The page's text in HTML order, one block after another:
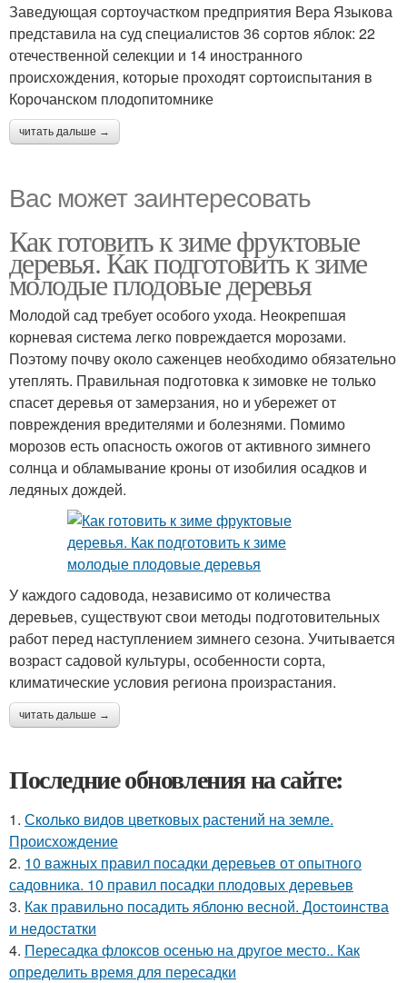
Заведующая сортоучастком предприятия Вера Языкова
представила на суд специалистов 36 сортов яблок: 22
отечественной селекции и 14 иностранного
происхождения, которые проходят сортоиспытания в
Корочанском плодопитомнике
читать дальше →
Вас может заинтересовать
Как готовить к зиме фруктовые
деревья. Как подготовить к зиме
молодые плодовые деревья
Молодой сад требует особого ухода. Неокрепшая
корневая система легко повреждается морозами.
Поэтому почву около саженцев необходимо обязательно
утеплять. Правильная подготовка к зимовке не только
спасет деревья от замерзания, но и убережет от
повреждения вредителями и болезнями. Помимо
морозов есть опасность ожогов от активного зимнего
солнца и обламывание кроны от изобилия осадков и
ледяных дождей.
У каждого садовода, независимо от количества
деревьев, существуют свои методы подготовительных
работ перед наступлением зимнего сезона. Учитывается
возраст садовой культуры, особенности сорта,
климатические условия региона произрастания.
читать дальше →
Последние обновления на сайте:
1. Сколько видов цветковых растений на земле.
Происхождение
2. 10 важных правил посадки деревьев от опытного
садовника. 10 правил посадки плодовых деревьев
3. Как правильно посадить яблоню весной. Достоинства
и недостатки
4. Пересадка флоксов осенью на другое место.. Как
определить время для пересадки